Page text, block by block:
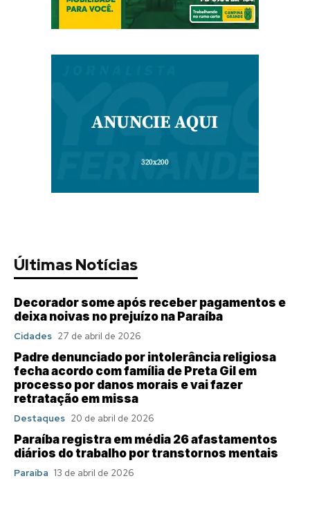
Últimas Notícias
Decorador some após receber pagamentos e
deixa noivas no prejuízo na Paraíba
Cidades 27 de abril de 2026
Padre denunciado por intolerância religiosa
fecha acordo com família de Preta Gil em
processo por danos morais e vai fazer
retratação em missa
Destaques 20 de abril de 2026
Paraíba registra em média 26 afastamentos
diários do trabalho por transtornos mentais
Paraíba 13 de abril de 2026